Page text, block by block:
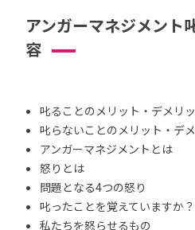
アンガーマネジメント
容
叱ることのメリット・デメリ
叱らないことのメリット・デ
アンガーマネジメントとは
怒りとは
問題となる4つの怒り
叱ったことを覚えていますか？
私たちを怒らせるもの